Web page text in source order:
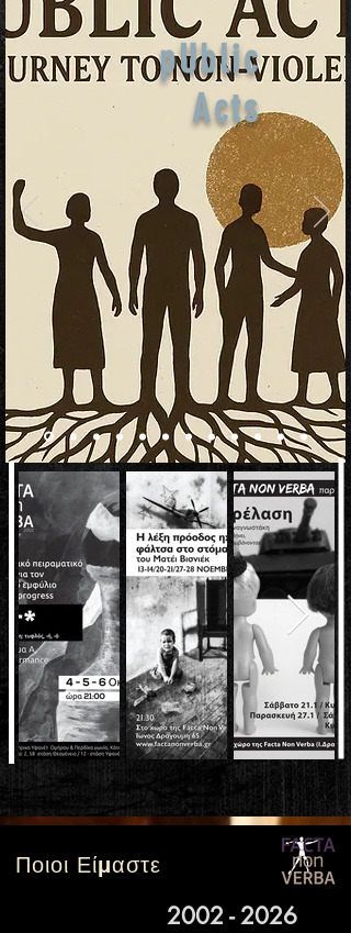
pUblic
Acts
Ποιοι Είμαστε
2002 - 2026